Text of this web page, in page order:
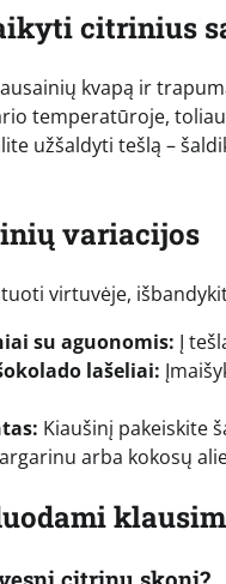
citrinius
kvapą ir
temperatūroje,
užšaldyti tešlą –
variacijos
virtuvėje,
su aguonomis: Į
lašeliai:
Kiaušinį pakeiskite
arba kokosų